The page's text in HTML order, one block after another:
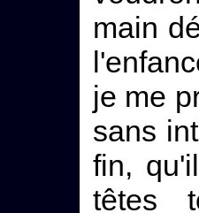
main
je me
sans
fin,
têtes